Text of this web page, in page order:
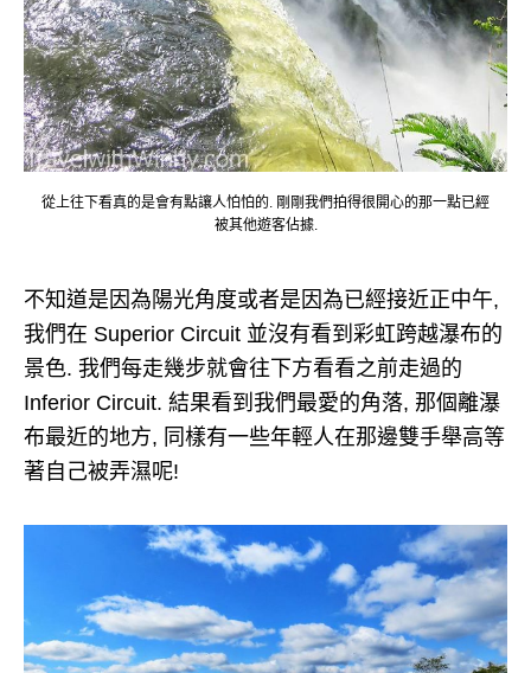
從上往下看真的是會有點讓人怕怕的. 剛剛我們拍得很開心的那一點已經
被其他遊客佔據.
不知道是因為陽光角度或者是因為已經接近正中午,
我們在 Superior Circuit 並沒有看到彩虹跨越瀑布的
景色. 我們每走幾步就會往下方看看之前走過的
Inferior Circuit. 結果看到我們最愛的角落, 那個離瀑
布最近的地方, 同樣有一些年輕人在那邊雙手舉高等
著自己被弄濕呢!